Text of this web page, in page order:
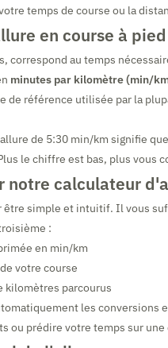
temps de course ou la
en course à
correspond au temps
minutes par kilomètre (min/
de référence utilisée par la
de 5:30 min/km signifie
le chiffre est bas, plus vous
notre calculateur
être simple et intuitif. Il vous
:
en min/km
votre course
kilomètres parcourus
les conversions
ou prédire votre temps sur